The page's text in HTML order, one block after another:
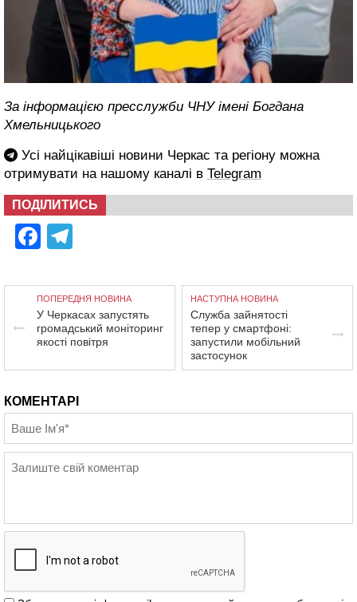
За інформацією пресслужби ЧНУ імені Богдана
Хмельницького
Усі найцікавіші новини Черкас та регіону можна
отримувати на нашому каналі в Telegram
ПОДІЛИТИСЬ
Facebook
ПОПЕРЕДНЯ НОВИНА
У Черкасах запустять
громадський моніторинг
якості повітря
НАСТУПНА НОВИНА
Служба зайнятості
тепер у смартфоні:
запустили мобільний
застосунок
КОМЕНТАРІ